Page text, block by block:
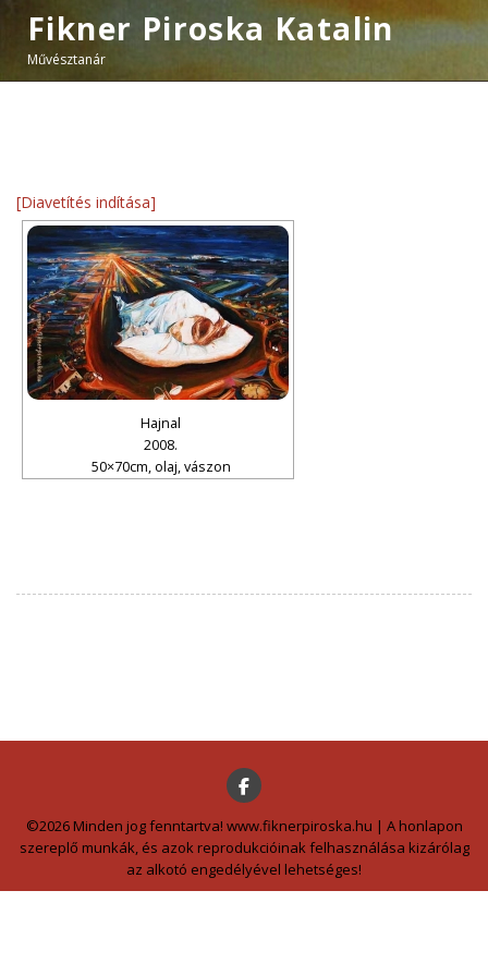
Fikner Piroska Katalin
Művésztanár
[Diavetítés indítása]
Hajnal
2008.
50×70cm, olaj, vászon
©2026 Minden jog fenntartva! www.fiknerpiroska.hu | A honlapon
szereplő munkák, és azok reprodukcióinak felhasználása kizárólag
az alkotó engedélyével lehetséges!